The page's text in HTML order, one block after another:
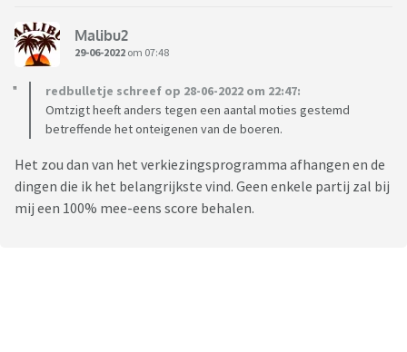
Malibu2
29-06-2022 om 07:48
redbulletje schreef op 28-06-2022 om 22:47:
Omtzigt heeft anders tegen een aantal moties gestemd
betreffende het onteigenen van de boeren.
Het zou dan van het verkiezingsprogramma afhangen en de
dingen die ik het belangrijkste vind. Geen enkele partij zal bij
mij een 100% mee-eens score behalen.